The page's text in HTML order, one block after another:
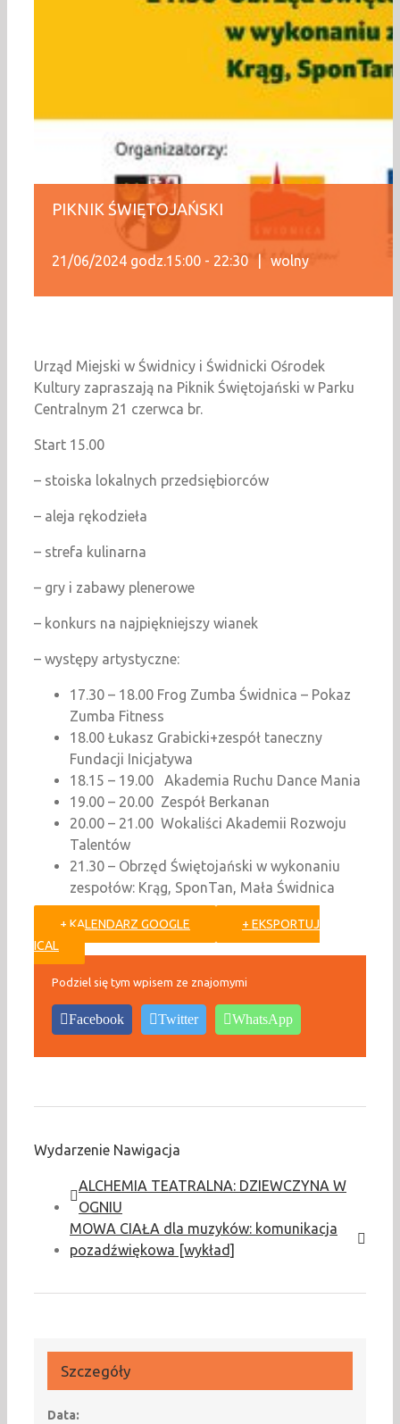
PIKNIK ŚWIĘTOJAŃSKI
21/06/2024 godz.15:00 - 22:30 wolny
Urząd Miejski w Świdnicy i Świdnicki Ośrodek
Kultury zapraszają na Piknik Świętojański w Parku
Centralnym 21 czerwca br.
Start 15.00
– stoiska lokalnych przedsiębiorców
– aleja rękodzieła
– strefa kulinarna
– gry i zabawy plenerowe
– konkurs na najpiękniejszy wianek
– występy artystyczne:
17.30 – 18.00 Frog Zumba Świdnica – Pokaz
Zumba Fitness
18.00 Łukasz Grabicki+zespół taneczny
Fundacji Inicjatywa
18.15 – 19.00 Akademia Ruchu Dance Mania
19.00 – 20.00 Zespół Berkanan
20.00 – 21.00 Wokaliści Akademii Rozwoju
Talentów
21.30 – Obrzęd Świętojański w wykonaniu
zespołów: Krąg, SponTan, Mała Świdnica
+ KALENDARZ GOOGLE
+ EKSPORTUJ
ICAL
Podziel się tym wpisem ze znajomymi
Facebook Twitter WhatsApp
Wydarzenie Nawigacja
ALCHEMIA TEATRALNA: DZIEWCZYNA W
OGNIU
MOWA CIAŁA dla muzyków: komunikacja
pozadźwiękowa [wykład]
Szczegóły
Data: